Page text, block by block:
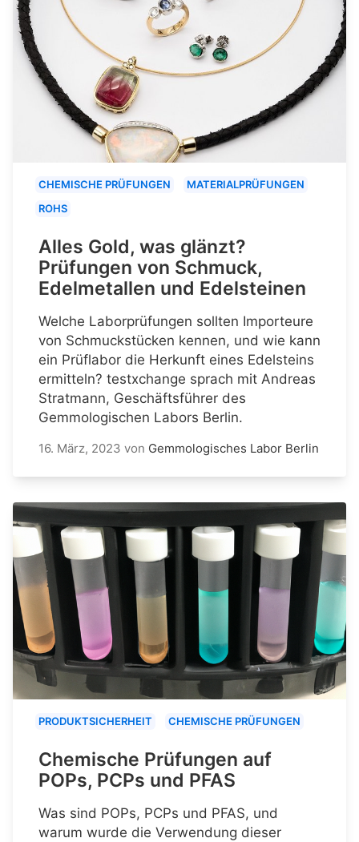
CHEMISCHE PRÜFUNGEN
MATERIALPRÜFUNGEN
ROHS
Alles Gold, was glänzt?
Prüfungen von Schmuck,
Edelmetallen und Edelsteinen
Welche Laborprüfungen sollten Importeure
von Schmuckstücken kennen, und wie kann
ein Prüflabor die Herkunft eines Edelsteins
ermitteln? testxchange sprach mit Andreas
Stratmann, Geschäftsführer des
Gemmologischen Labors Berlin.
16. März, 2023 von Gemmologisches Labor Berlin
PRODUKTSICHERHEIT CHEMISCHE PRÜFUNGEN
Chemische Prüfungen auf
POPs, PCPs und PFAS
Was sind POPs, PCPs und PFAS, und
warum wurde die Verwendung dieser